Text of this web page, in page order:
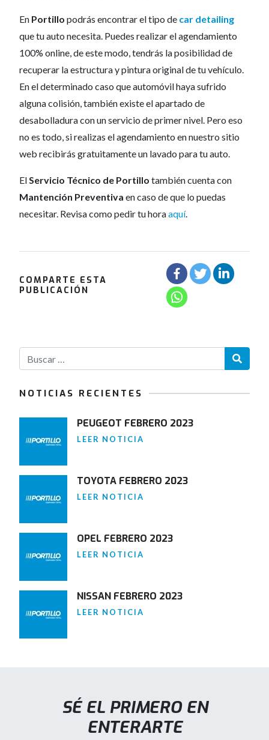
En Portillo podrás encontrar el tipo de car detailing
que tu auto necesita. Puedes realizar el agendamiento
100% online, de este modo, tendrás la posibilidad de
recuperar la estructura y pintura original de tu vehículo.
En el determinado caso que automóvil haya sufrido
alguna colisión, también existe el apartado de
desabolladura con un servicio de primer nivel. Pero eso
no es todo, si realizas el agendamiento en nuestro sitio
web recibirás gratuitamente un lavado para tu auto.
ElServicio Técnico de Portillo también cuenta con
Mantención Preventiva en caso de que lo puedas
necesitar. Revisa como pedir tu horaaquí.
COMPARTE ESTA
PUBLICACIÓN
NOTICIAS RECIENTES
PEUGEOT FEBRERO 2023
LEER NOTICIA
TOYOTA FEBRERO 2023
LEER NOTICIA
OPEL FEBRERO 2023
LEER NOTICIA
NISSAN FEBRERO 2023
LEER NOTICIA
SÉ EL PRIMERO EN
ENTERARTE